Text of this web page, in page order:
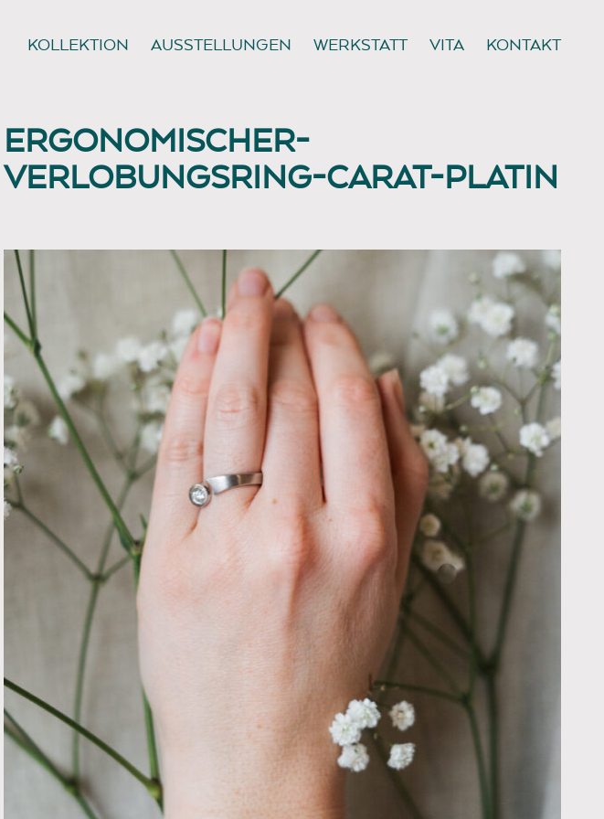
KOLLEKTION AUSSTELLUNGEN WERKSTATT VITA KONTAKT
ERGONOMISCHER-
VERLOBUNGSRING-CARAT-PLATIN